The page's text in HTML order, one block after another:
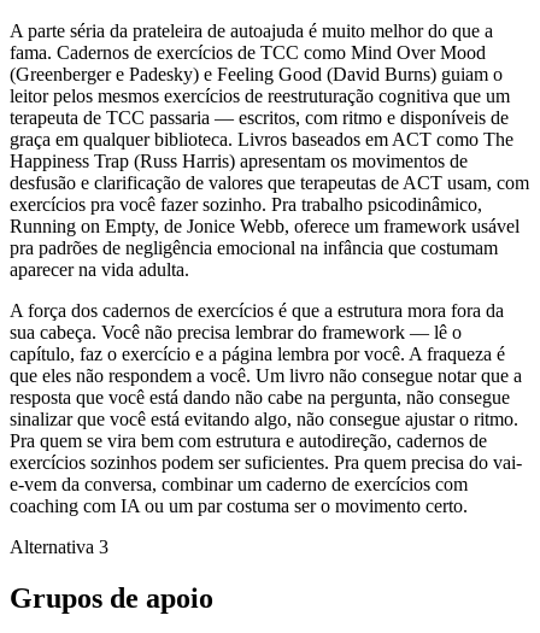
A parte séria da prateleira de autoajuda é muito melhor do que a
fama. Cadernos de exercícios de TCC como Mind Over Mood
(Greenberger e Padesky) e Feeling Good (David Burns) guiam o
leitor pelos mesmos exercícios de reestruturação cognitiva que um
terapeuta de TCC passaria — escritos, com ritmo e disponíveis de
graça em qualquer biblioteca. Livros baseados em ACT como The
Happiness Trap (Russ Harris) apresentam os movimentos de
desfusão e clarificação de valores que terapeutas de ACT usam, com
exercícios pra você fazer sozinho. Pra trabalho psicodinâmico,
Running on Empty, de Jonice Webb, oferece um framework usável
pra padrões de negligência emocional na infância que costumam
aparecer na vida adulta.
A força dos cadernos de exercícios é que a estrutura mora fora da
sua cabeça. Você não precisa lembrar do framework — lê o
capítulo, faz o exercício e a página lembra por você. A fraqueza é
que eles não respondem a você. Um livro não consegue notar que a
resposta que você está dando não cabe na pergunta, não consegue
sinalizar que você está evitando algo, não consegue ajustar o ritmo.
Pra quem se vira bem com estrutura e autodireção, cadernos de
exercícios sozinhos podem ser suficientes. Pra quem precisa do vai-
e-vem da conversa, combinar um caderno de exercícios com
coaching com IA ou um par costuma ser o movimento certo.
Alternativa 3
Grupos de apoio